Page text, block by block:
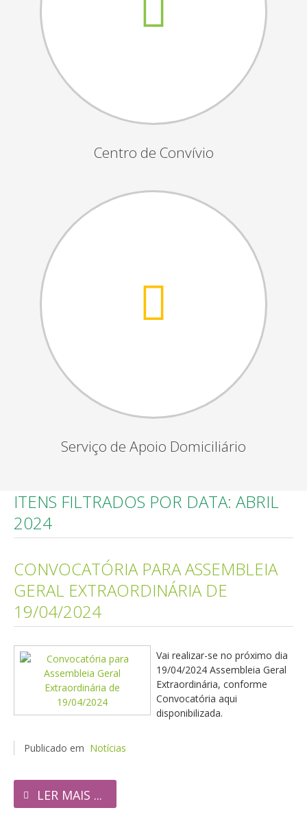
Publicações Oficiais
Contactos
Centro de Convívio
Serviço de Apoio Domiciliário
ITENS FILTRADOS POR DATA: ABRIL
2024
CONVOCATÓRIA PARA ASSEMBLEIA
GERAL EXTRAORDINÁRIA DE
19/04/2024
Vai realizar-se no próximo dia
19/04/2024 Assembleia Geral
Extraordinária, conforme
Convocatória aqui
disponibilizada.
Publicado em Notícias
LER MAIS ...